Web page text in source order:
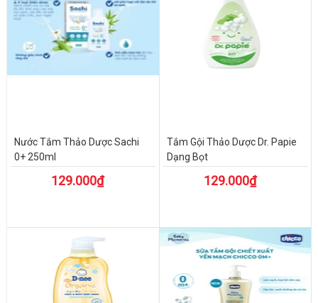
Nước Tắm Thảo Dược Sachi
0+ 250ml
129.000₫
Tắm Gội Thảo Dược Dr. Papie
Dạng Bọt
129.000₫